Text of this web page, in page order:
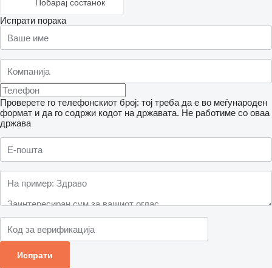
Побарај состанок
Испрати порака
Проверете го телефонскиот број: тој треба да е во меѓународен
формат и да го содржи кодот на државата. Не работиме со оваа
држава